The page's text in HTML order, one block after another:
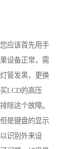
应该首先用手
设备正常，需
管发黑，更换
LCD的高压
除这个故障。
是键盘的显示
识别外来设